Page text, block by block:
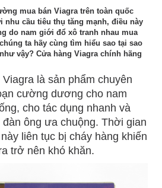
mua bán Viagra trên toàn quốc
nhu cầu tiêu thụ tăng mạnh, điều này
do nam giới đổ xô tranh nhau mua
ta hãy cùng tìm hiểu sao tại sao
vậy? Cửa hàng Viagra chính hãng
là sản phẩm chuyên
cường dương cho nam
cho tác dụng nhanh và
ông ưa chuộng. Thời gian
liên tục bị cháy hàng khiến
trở nên khó khăn.